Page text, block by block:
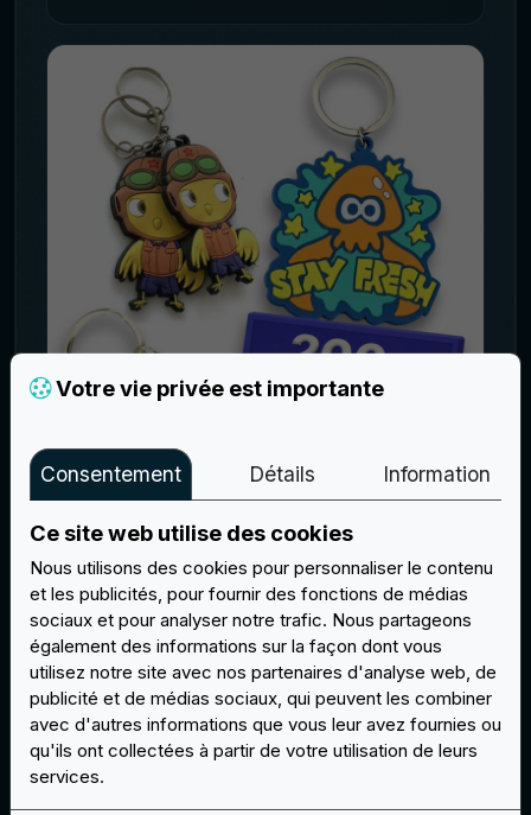
PERSONNALISER AVEC LE
GRAPHISME/TEXTE DE VOTRE CHOIX
€ 3,50
Acheter
Votre vie privée est importante
Consentement Détails Information
Ce site web utilise des cookies
Nous utilisons des cookies pour personnaliser le contenu
et les publicités, pour fournir des fonctions de médias
sociaux et pour analyser notre trafic. Nous partageons
également des informations sur la façon dont vous
utilisez notre site avec nos partenaires d'analyse web, de
publicité et de médias sociaux, qui peuvent les combiner
avec d'autres informations que vous leur avez fournies ou
qu'ils ont collectées à partir de votre utilisation de leurs
services.